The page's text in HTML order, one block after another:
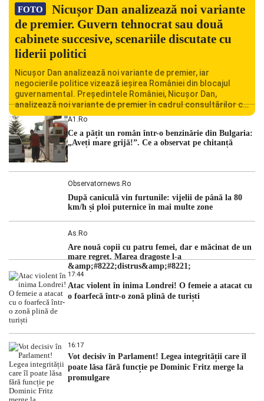
FOTO
Nicușor Dan analizează noi variante
de premier. Guvern tehnocrat sau două
cabinete succesive, scenariile discutate cu
liderii politici
Nicușor Dan analizează noi variante de premier, iar
negocierile politice vizează ieșirea României din blocajul
guvernamental. Președintele României, Nicușor Dan,
analizează noi variante de premier în cadrul consultărilor cu
liderii politici. Ciprian Ciucu vorbește despre scenariul unui
guvern tehnocrat și despre posibilitatea a două cabinete
succesive. Nicușor Dan analizează noi variante de premier
România traversează […]
A1.ro
Ce a pățit un român într-o benzinărie din Bulgaria:
„Aveți mare grijă!”. Ce a observat pe chitanță
Observatornews.ro
După caniculă vin furtunile: vijelii de până la 80
km/h și ploi puternice în mai multe zone
As.ro
Are nouă copii cu patru femei, dar e măcinat de un
mare regret. Marea dragoste l-a
&amp;#8222;distrus&amp;#8221;
17:44
Atac violent în inima Londrei! O femeie a atacat cu
o foarfecă într-o zonă plină de turiști
16:17
Vot decisiv în Parlament! Legea integrității care îl
poate lăsa fără funcție pe Dominic Fritz merge la
promulgare